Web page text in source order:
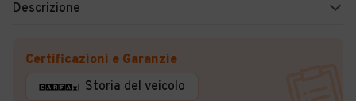
Descrizione
Certificazioni e Garanzie
Storia del veicolo